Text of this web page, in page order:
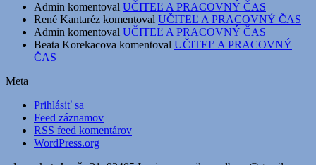
Admin komentoval UČITEĽ A PRACOVNÝ ČAS
René Kantaréz komentoval UČITEĽ A PRACOVNÝ ČAS
Admin komentoval UČITEĽ A PRACOVNÝ ČAS
Beata Korekacova komentoval UČITEĽ A PRACOVNÝ
ČAS
Meta
Prihlásiť sa
Feed záznamov
RSS feed komentárov
WordPress.org